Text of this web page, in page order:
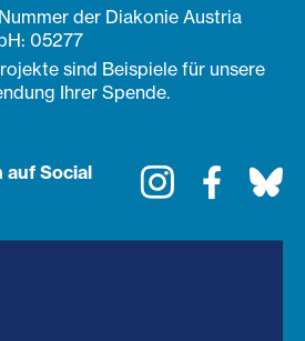
der Diakonie Austria
05277
sind Beispiele für unsere
Ihrer Spende.
auf Social
Instagram